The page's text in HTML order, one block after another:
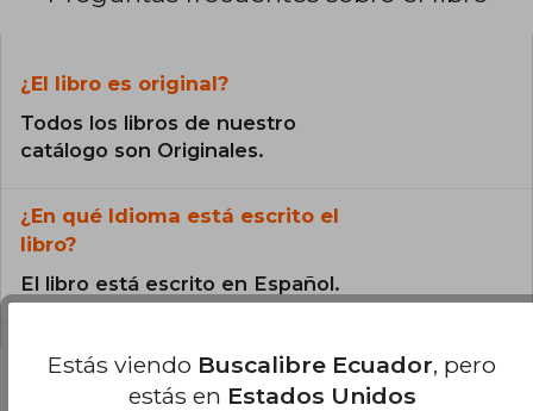
¿El libro es original?
Todos los libros de nuestro
catálogo son Originales.
¿En qué Idioma está escrito el
libro?
El libro está escrito en Español.
Estás viendo Buscalibre Ecuador, pero
estás en Estados Unidos